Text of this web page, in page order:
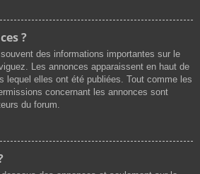
?
des informations importantes sur le
Les annonces apparaissent en haut de
lequel elles ont été publiées. Tout comme les
concernant les annonces sont
du forum.